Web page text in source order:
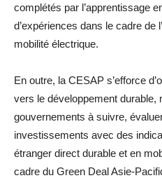
complétés par l’apprentissage
d’expériences dans le cadre de
mobilité électrique.
En outre, la CESAP s’efforce
vers le développement durable,
gouvernements à suivre,
investissements avec des
étranger direct durable et en
cadre du Green Deal Asie-